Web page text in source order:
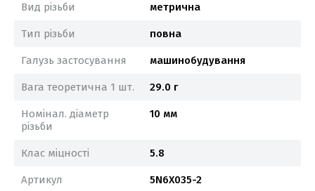
Вид різьби метрична
Тип різьби повна
Галузь застосування машинобудування
Вага теоретична 1 шт. 29.0 г
Номінал. діаметр
різьби
10 мм
Клас міцності 5.8
Артикул 5N6X035-2